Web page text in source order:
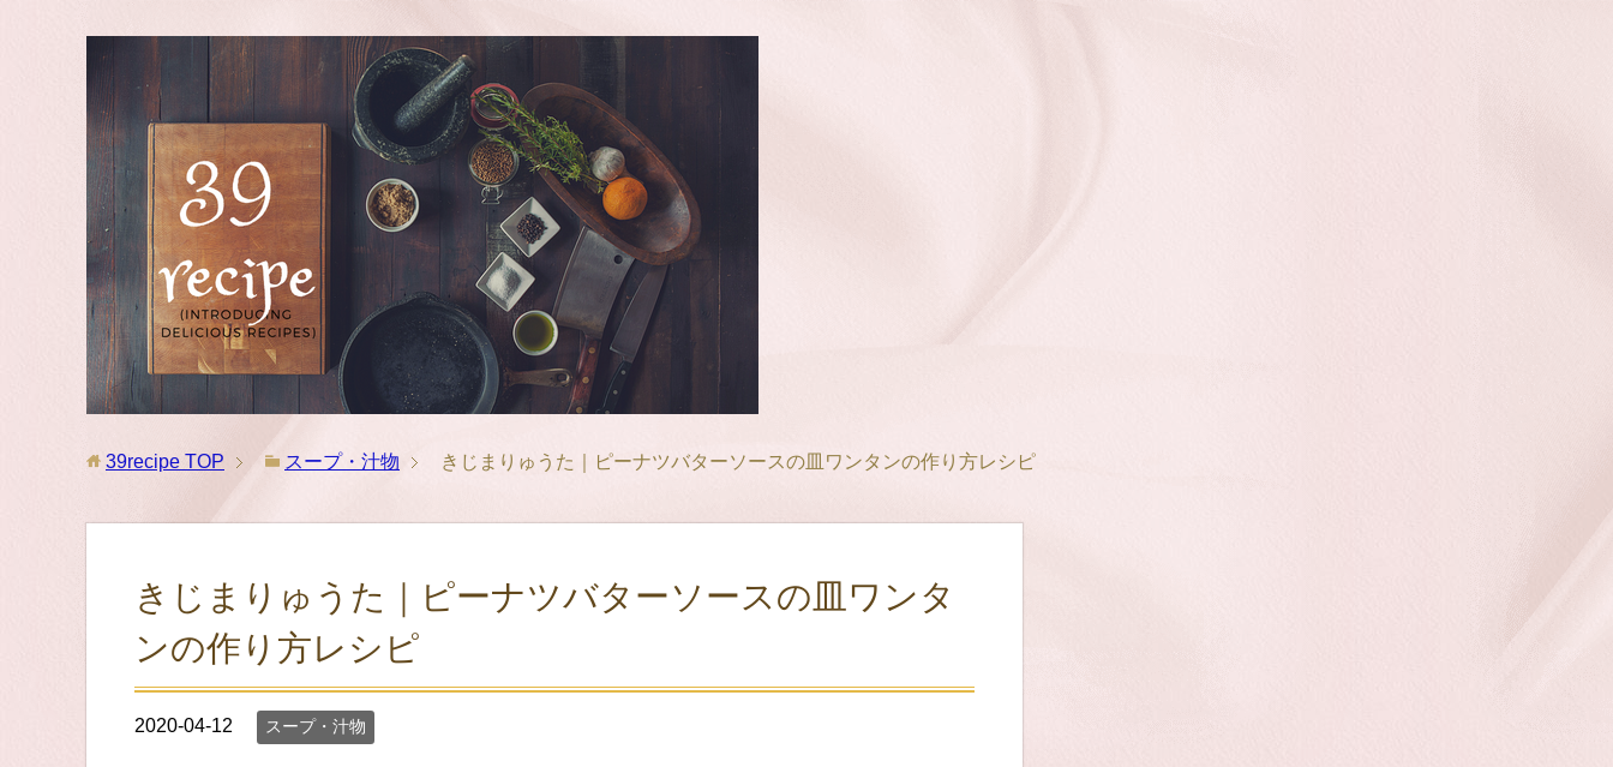
39recipe TOP スープ・汁物 きじまりゅうた｜ピーナツバターソースの皿ワンタンの作り方レシピ
きじまりゅうた｜ピーナツバターソースの皿ワンタ
ンの作り方レシピ
2020-04-12 スープ・汁物